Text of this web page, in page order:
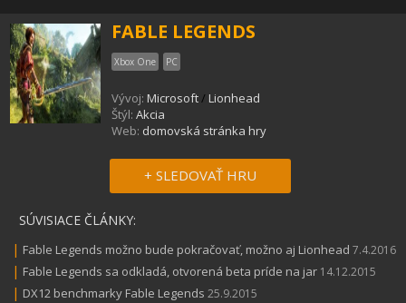
FABLE LEGENDS
Xbox One PC
Vývoj: Microsoft / Lionhead
Štýl: Akcia
Web: domovská stránka hry
+ SLEDOVAŤ HRU
SÚVISIACE ČLÁNKY:
| Fable Legends možno bude pokračovať, možno aj Lionhead 7.4.2016
| Fable Legends sa odkladá, otvorená beta príde na jar 14.12.2015
| DX12 benchmarky Fable Legends 25.9.2015